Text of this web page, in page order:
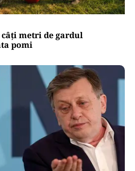
metri de gardul
pomi